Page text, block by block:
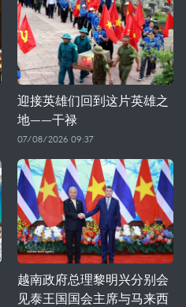
迎接英雄们回到这片英雄之
地——干禄
07/08/2026 09:37
越南政府总理黎明兴分别会
见泰王国国会主席与马来西